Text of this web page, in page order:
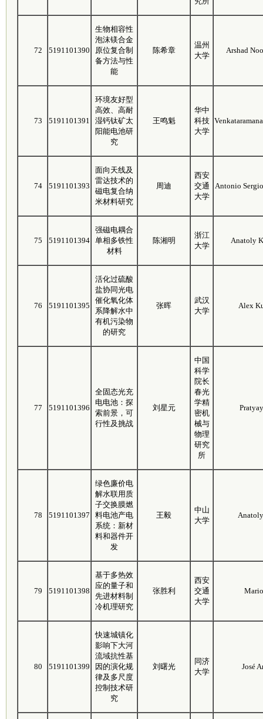
72 5191101390
生物相容性
泡沫镁合金
原位复合制
备方法与性
能
陈希章
温州
大学
Arshad
73 5191101391
环境友好型
高效、高耐
湿钙钛矿太
阳能电池研
究
王鸣魁
华中
科技
大学
74 5191101393
面向天线及
雷达技术的
磁电复合纳
米材料研究
周迪
西安
交通
大学
Antonio
75 5191101394
强磁电耦合
单相多铁性
材料
陈湘明
浙江
大学
Anatoly
76 5191101395
活化过硫酸
盐协同光电
催化氧化体
系降解水中
有机污染物
的研究
张晖
武汉
大学
Alex
77 5191101396
全固态光充
电电池：探
索前景，可
行性及挑战
刘星元
中国
科学
院长
春光
学精
密机
械与
物理
研究
所
78 5191101397
绿色廉价电
解水联用质
子交换膜燃
料电池产电
系统：新材
料和器件开
发
王毅
中山
大学
79 5191101398
基于多热效
应的量子和
先进材料制
冷机理研究
张胜利
西安
交通
大学
80 5191101399
快速城镇化
影响下大河
流域抗性基
因的演化规
律及多尺度
控制技术研
究
刘曙光
同济
大学
José